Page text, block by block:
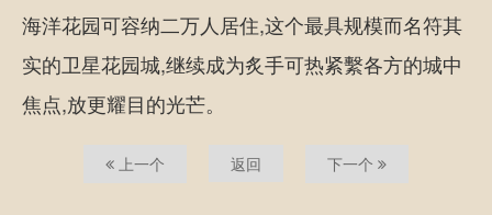
海洋花园可容纳二万人居住,这个最具规模而名符其
实的卫星花园城,继续成为炙手可热紧繫各方的城中
焦点,放更耀目的光芒。
上一个 返回 下一个